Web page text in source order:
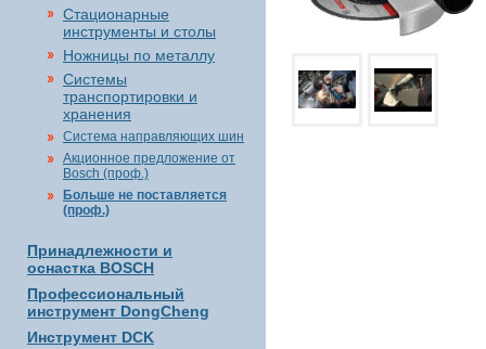
Стационарные
инструменты и столы
Ножницы по металлу
Системы
транспортировки и
хранения
Система направляющих шин
Акционное предложение от
Bosch (проф.)
Больше не поставляется
(проф.)
Принадлежности и
оснастка BOSCH
Профессиональный
инструмент DongCheng
Инструмент DCK